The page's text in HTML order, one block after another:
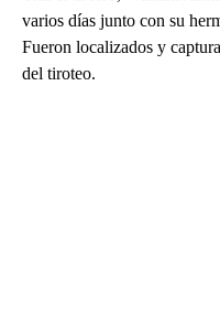
varios días junto con su
Fueron localizados y
del tiroteo.